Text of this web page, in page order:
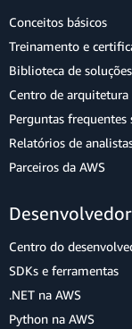
Conceitos básicos
Treinamento e
Biblioteca de
Centro de arquitetura
Perguntas
Relatórios de
Parceiros da AWS
Centro do
SDKs e ferramentas
.NET na AWS
Python na AWS